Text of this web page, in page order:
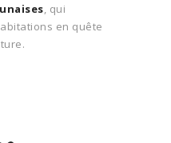
, qui
en quête